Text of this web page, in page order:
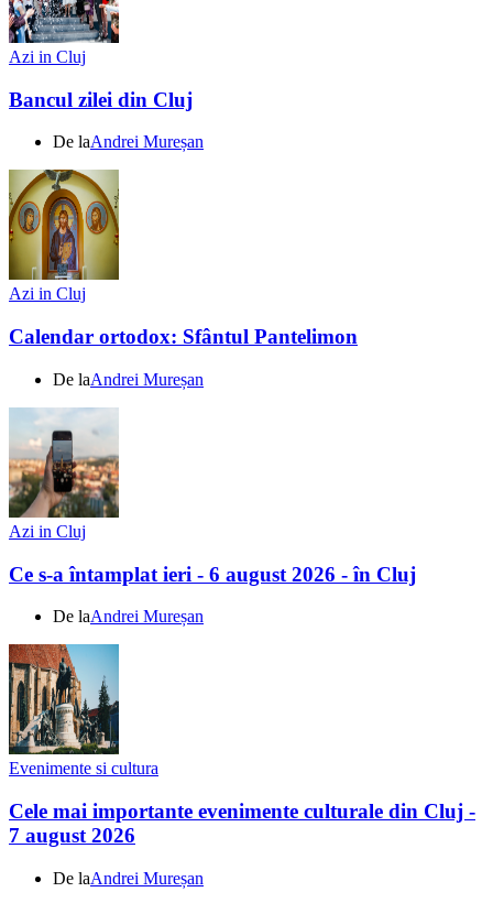
Azi in Cluj
Bancul zilei din Cluj
De laAndrei Mureșan
Azi in Cluj
Calendar ortodox: Sfântul Pantelimon
De laAndrei Mureșan
Azi in Cluj
Ce s-a întamplat ieri - 6 august 2026 - în Cluj
De laAndrei Mureșan
Evenimente si cultura
Cele mai importante evenimente culturale din Cluj -
7 august 2026
De laAndrei Mureșan